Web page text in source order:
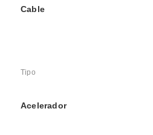
Cable
Tipo
Acelerador